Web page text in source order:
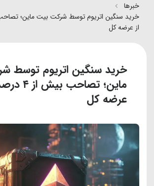
خبرها
از عرضه کل
خرید سنگین اتریوم توسط
ماین؛ تصاحب
عرضه کل